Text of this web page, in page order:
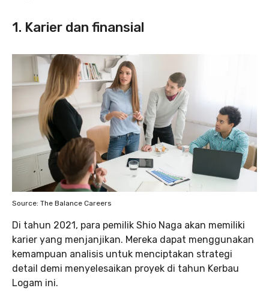
1. Karier dan finansial
Source: The Balance Careers
Di tahun 2021, para pemilik Shio Naga akan memiliki
karier yang menjanjikan. Mereka dapat menggunakan
kemampuan analisis untuk menciptakan strategi
detail demi menyelesaikan proyek di tahun Kerbau
Logam ini.